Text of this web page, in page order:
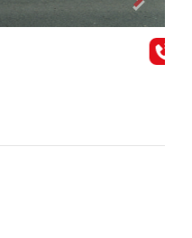
Next